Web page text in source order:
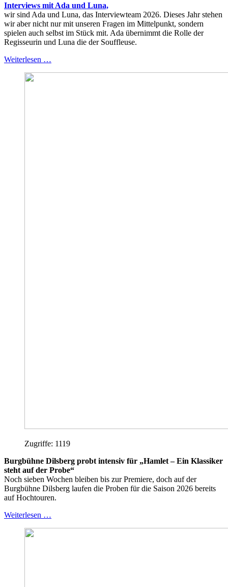
Interviews mit Ada und Luna,
wir sind Ada und Luna, das Interviewteam 2026. Dieses Jahr stehen
wir aber nicht nur mit unseren Fragen im Mittelpunkt, sondern
spielen auch selbst im Stück mit. Ada übernimmt die Rolle der
Regisseurin und Luna die der Souffleuse.
Weiterlesen …
Zugriffe: 1119
Burgbühne Dilsberg probt intensiv für „Hamlet – Ein Klassiker
steht auf der Probe“
Noch sieben Wochen bleiben bis zur Premiere, doch auf der
Burgbühne Dilsberg laufen die Proben für die Saison 2026 bereits
auf Hochtouren.
Weiterlesen …